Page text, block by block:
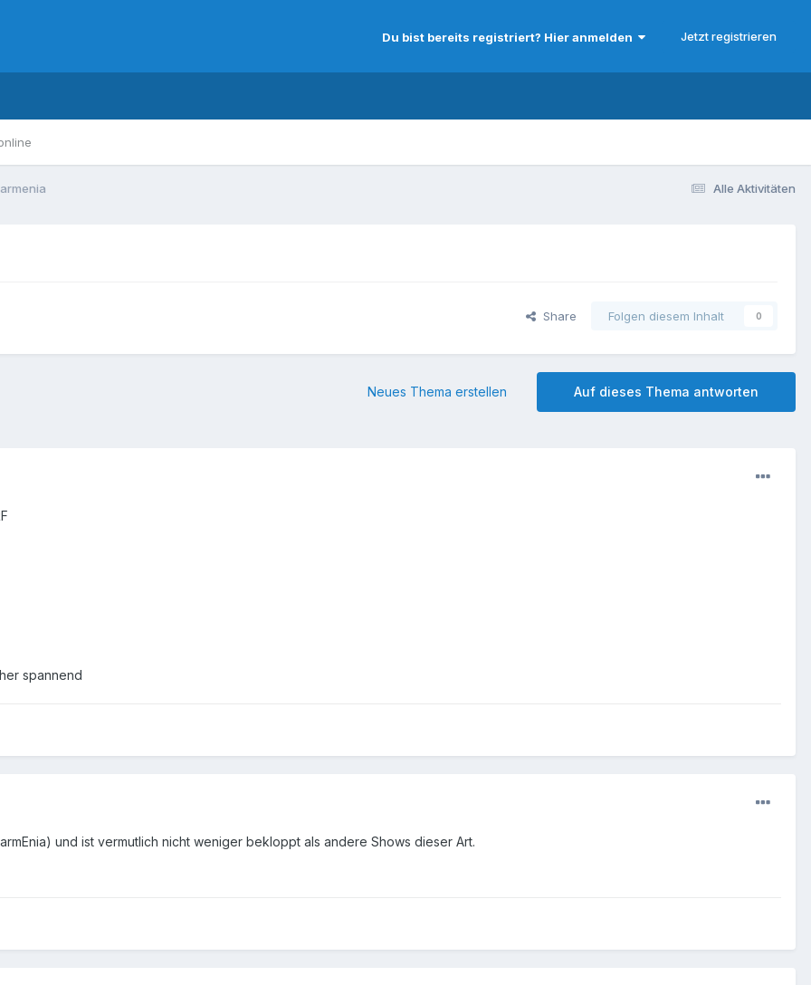
Du bist bereits registriert? Hier anmelden Jetzt registrieren
Alle Aktivitäten
Share Folgen diesem Inhalt 0
Auf dieses Thema antworten
Neues Thema erstellen
spannend
und ist vermutlich nicht weniger bekloppt als andere Shows dieser Art.